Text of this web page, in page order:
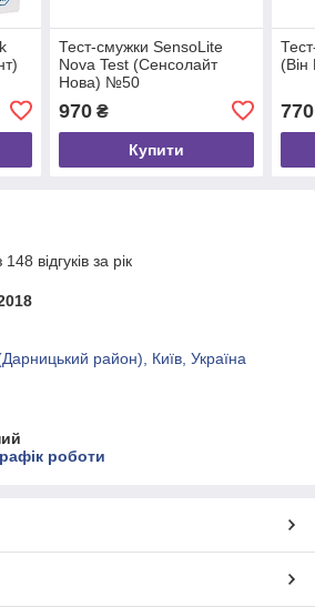
Тест-смужки SensoLite
Nova Test (Сенсолайт
Нова) №50
970₴
Купити
770
відгуків за рік
район), Київ, Україна
роботи